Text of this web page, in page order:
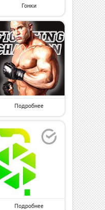
Гонки
Подробнее
Подробнее